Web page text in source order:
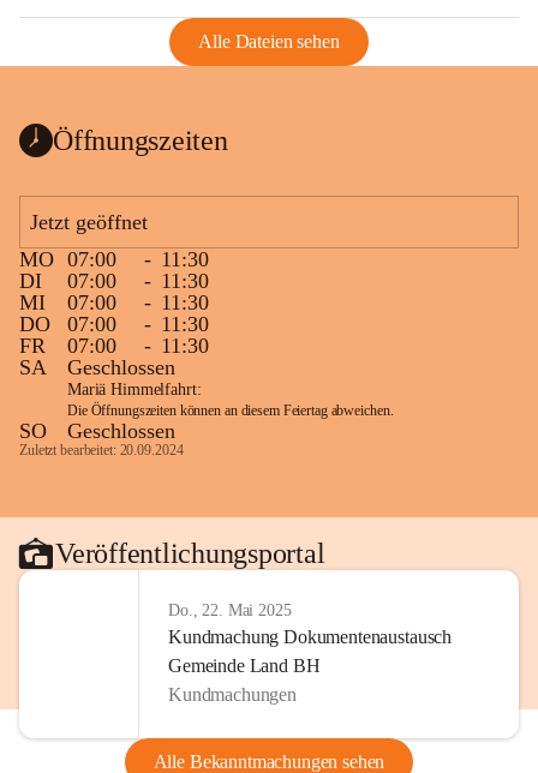
Alle Dateien sehen
Öffnungszeiten
Jetzt geöffnet
MO 07:00 - 11:30
DI
07:00 - 11:30
MI
07:00 - 11:30
DO
07:00 - 11:30
FR
07:00 - 11:30
SA
Geschlossen
Mariä Himmelfahrt:
Die Öffnungszeiten können an diesem Feiertag abweichen.
SO Geschlossen
Zuletzt bearbeitet: 20.09.2024
Veröffentlichungsportal
Do., 22. Mai 2025
Kundmachung Dokumentenaustausch
Gemeinde Land BH
Kundmachungen
Alle Bekanntmachungen sehen